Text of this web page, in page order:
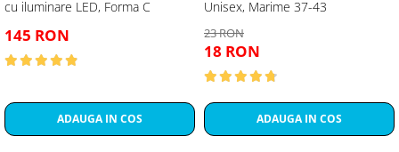
cu iluminare LED, Forma C
145 RON
ADAUGA IN COS
Unisex, Marime 37-43
23 RON
18 RON
ADAUGA IN COS